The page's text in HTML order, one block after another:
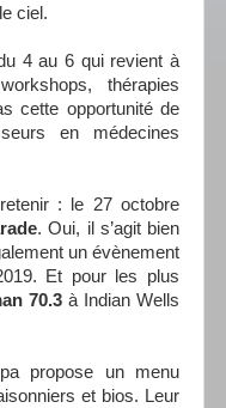
ciel.
4 au 6 qui revient à
thérapies
cette opportunité de
en médecines
: le 27 octobre
. Oui, il s’agit bien
un évènement
Et pour les plus
70.3 à Indian Wells
propose un menu
et bios. Leur